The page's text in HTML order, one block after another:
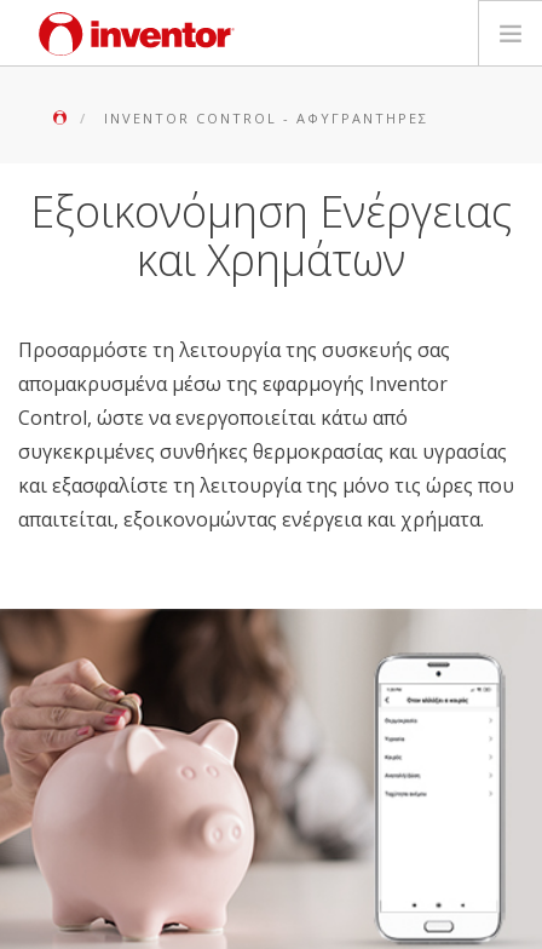
ΔΗΛΩΣΗ ΒΛΑΒΗΣ
Blog
Δίκτυο Καταστημάτων
Επικοινωνία
Ελληνικά
INVENTOR CONTROL - ΑΦΥΓΡΑΝΤΉΡΕΣ
Εξοικονόμηση Ενέργειας
και Χρημάτων
Προσαρμόστε τη λειτουργία της συσκευής σας
απομακρυσμένα μέσω της εφαρμογής Inventor
Control, ώστε να ενεργοποιείται κάτω από
συγκεκριμένες συνθήκες θερμοκρασίας και υγρασίας
και εξασφαλίστε τη λειτουργία της μόνο τις ώρες που
απαιτείται, εξοικονομώντας ενέργεια και χρήματα.